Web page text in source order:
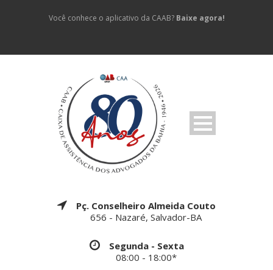
Você conhece o aplicativo da CAAB? Baixe agora!
Pç. Conselheiro Almeida Couto
656 - Nazaré, Salvador-BA
Segunda - Sexta
08:00 - 18:00*